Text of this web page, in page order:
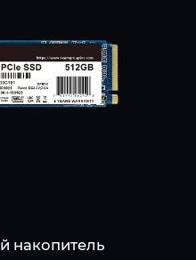
накопитель